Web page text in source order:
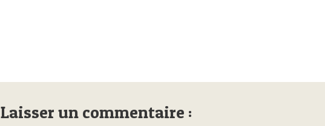
Laisser un commentaire :